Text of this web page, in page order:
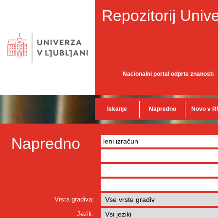
Repozitorij
Nacionalni portal odprte znanosti
Iskanje Napredno Novo v
Napredno
Vrsta gradiva:
Jezik: